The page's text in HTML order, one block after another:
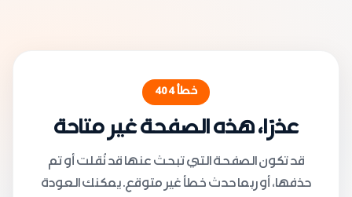
خطأ404
عذرًا، هذه الصفحة غير متاحة
قد تكون الصفحة التي تبحث عنها قد نُقلت أو تم
حذفها، أو ربما حدث خطأ غير متوقع. يمكنك العودة